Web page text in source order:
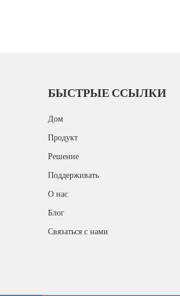
БЫСТРЫЕ ССЫЛКИ
Дом
Продукт
Решение
Поддерживать
О нас
Блог
Связаться с нами